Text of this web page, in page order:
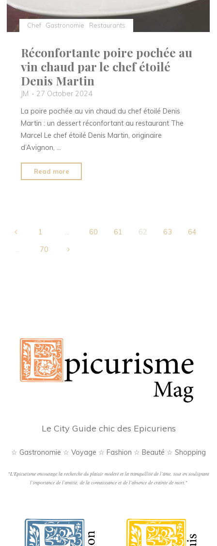
Chef Gastronomie Restaurants
Réconfortante poire pochée au
vin chaud par le chef étoilé
Denis Martin
JM
27 October 2024
La poire pochée au vin chaud du chef étoilé Denis
Martin : un dessert réconfortant au restaurant The
Marcel Le chef étoilé Denis Martin, originaire
d’Avignon, …
Read more
poire
chaud
Posts
1 … 60 61 62 63
64
…
70
Le City Guide chic des Epicuriens
☆ Gastronomie ☆ Voyage ☆ Fashion ☆ Beauté ☆ Shopping
"L'Epicurisme encourage la recherche du plaisir modéré et la tranquillité de l’âme, tout en soulignant
l’importance de l’amitié, de la connaissance et de l’absence de crainte de mort. "